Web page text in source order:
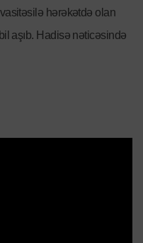
hərəkətdə olan
aşıb. Hadisə nəticəsində